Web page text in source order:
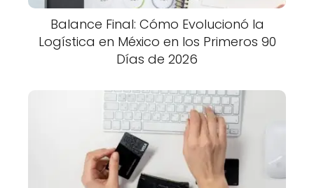
Balance Final: Cómo Evolucionó la
Logística en México en los Primeros 90
Días de 2026